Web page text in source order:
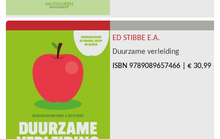
ED STIBBE E.A.
Duurzame verleiding
ISBN 9789089657466 € 30,99